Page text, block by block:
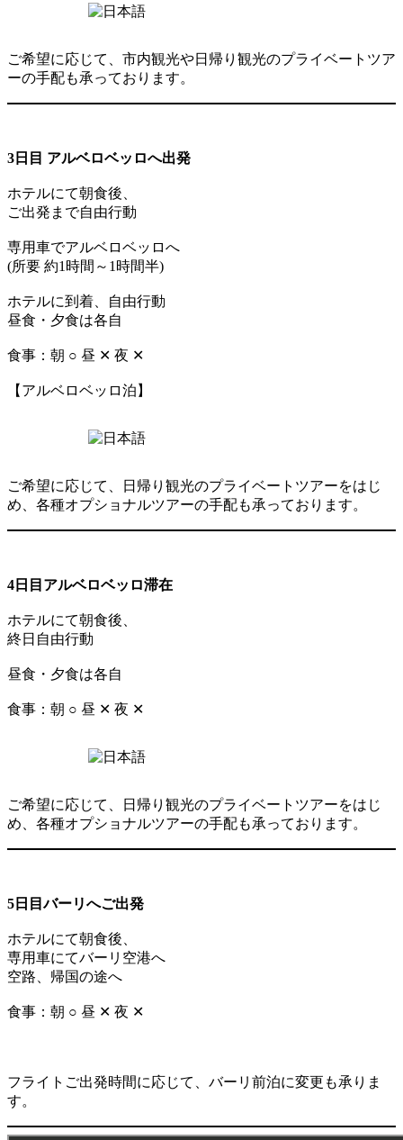
ご希望に応じて、市内観光や日帰り観光のプライベートツア
ーの手配も承っております。
3日目 アルベロベッロへ出発
ホテルにて朝食後、
ご出発まで自由行動
専用車でアルベロベッロへ
(所要 約1時間～1時間半)
ホテルに到着、自由行動
昼食・夕食は各自
食事：朝 ○ 昼 ✕ 夜 ✕
【アルベロベッロ泊】
ご希望に応じて、日帰り観光のプライベートツアーをはじ
め、各種オプショナルツアーの手配も承っております。
4日目アルベロベッロ滞在
ホテルにて朝食後、
終日自由行動
昼食・夕食は各自
食事：朝 ○ 昼 ✕ 夜 ✕
ご希望に応じて、日帰り観光のプライベートツアーをはじ
め、各種オプショナルツアーの手配も承っております。
5日目バーリへご出発
ホテルにて朝食後、
専用車にてバーリ空港へ
空路、帰国の途へ
食事：朝 ○ 昼 ✕ 夜 ✕
フライトご出発時間に応じて、バーリ前泊に変更も承りま
す。